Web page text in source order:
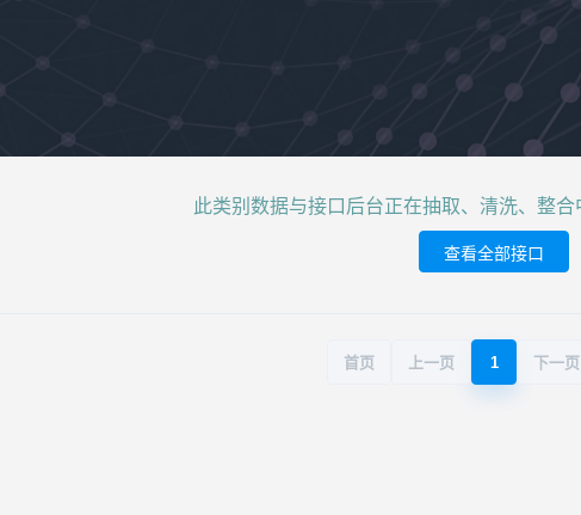
此类别数据与接口后台正在抽取、清洗、整
查看全部接口
首页 上一页 1 下一页